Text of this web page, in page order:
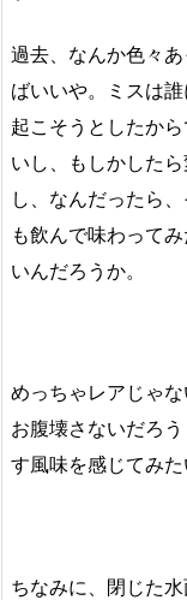
過去、なんか色々
ばいいや。ミスは
起こそうとしたか
いし、もしかした
し、なんだったら
も飲んで味わって
いんだろうか。
めっちゃレアじゃ
お腹壊さないだろ
す風味を感じてみた
ちなみに、閉じた